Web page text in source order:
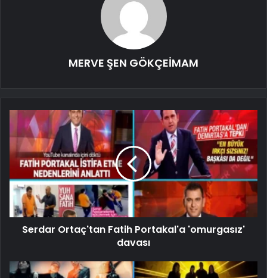
MERVE ŞEN GÖKÇEİMAM
Serdar Ortaç'tan Fatih Portakal'a 'omurgasız'
davası